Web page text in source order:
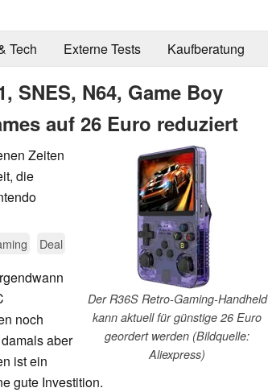
Tech Externe Tests Kaufberatung
SNES, N64, Game Boy
auf 26 Euro reduziert
Der R36S Retro-Gaming-Handheld
kann aktuell für günstige 26 Euro
geordert werden (Bildquelle:
Aliexpress)
Zeiten
die
Deal
noch
aber
ist ein
gute Investition.